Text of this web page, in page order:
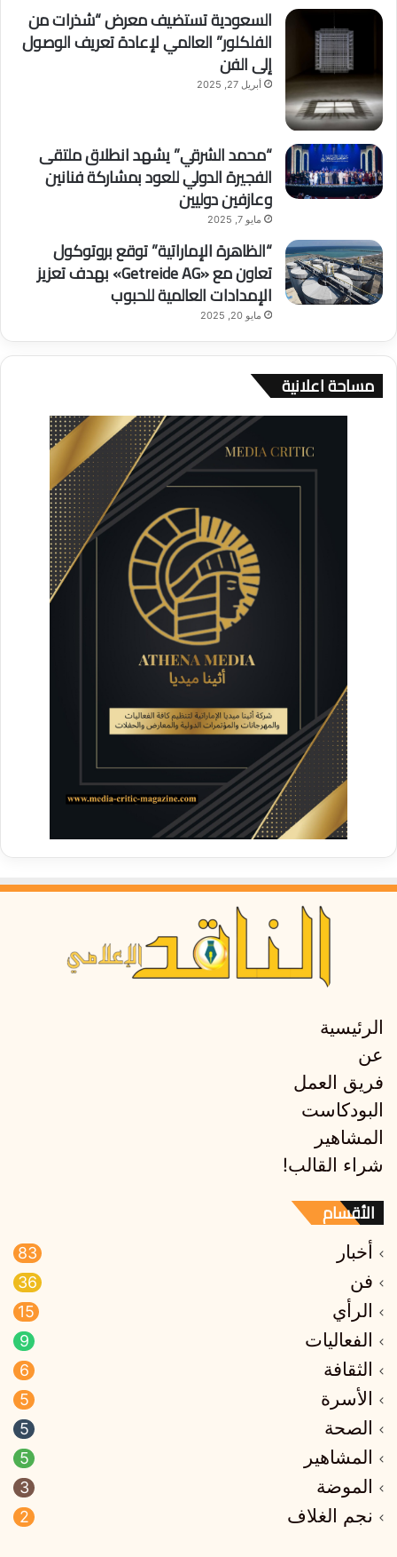
السعودية تستضيف معرض “شذرات من
الفلكلور” العالمي لإعادة تعريف الوصول
إلى الفن
أبريل 27, 2025
“محمد الشرقي” يشهد انطلاق ملتقى
الفجيرة الدولي للعود بمشاركة فنانين
وعازفين دوليين
مايو 7, 2025
“الظاهرة الإماراتية” توقع بروتوكول
تعاون مع «Getreide AG» بهدف تعزيز
الإمدادات العالمية للحبوب
مايو 20, 2025
مساحة اعلانية
الرئيسية
عن
فريق العمل
البودكاست
المشاهير
شراء القالب!
الأقسام
أخبار 83
فن 36
الرأي 15
الفعاليات 9
الثقافة 6
الأسرة 5
الصحة 5
المشاهير 5
الموضة 3
نجم الغلاف 2